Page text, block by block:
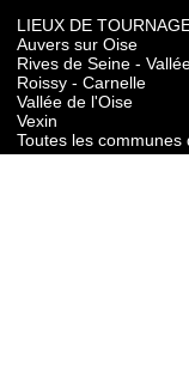
LIEUX DE
Auvers sur Oise
Rives de Seine -
Roissy - Carnelle
Vallée de l'Oise
Vexin
Toutes les